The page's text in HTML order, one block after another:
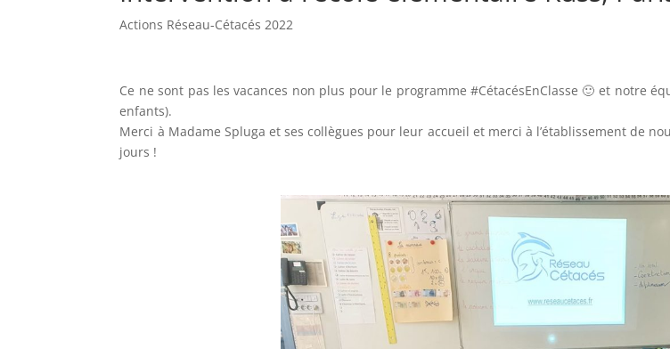
Actions Réseau-Cétacés 2022
Ce ne sont pas les vacances non plus pour le programme #CétacésEnClasse 🙂 et notre
enfants).
Merci à Madame Spluga et ses collègues pour leur accueil et merci à l’établissement de
jours !